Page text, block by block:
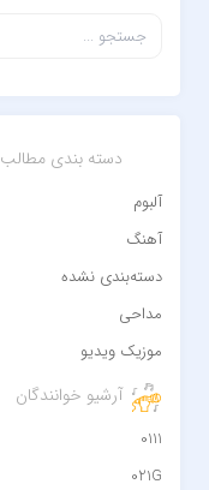
دسته بندی مطالب
آلبوم
آهنگ
دسته‌بندی نشده
مداحی
موزیک ویدیو
آرشیو خوانندگان
0111
021G